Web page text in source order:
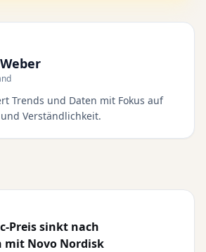
Trends und Daten mit Fokus auf
Verständlichkeit.
Preis sinkt nach
mit Novo Nordisk